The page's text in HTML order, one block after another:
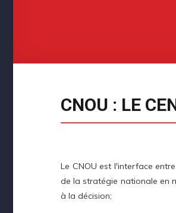
CNOU : LE
Le CNOU est l'interface
de la stratégie nationale en
à la décision;